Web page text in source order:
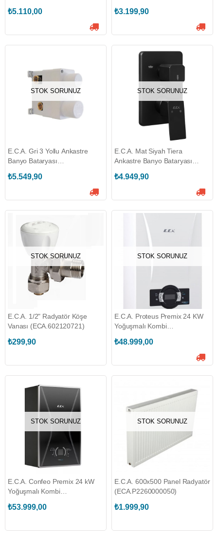
₺5.110,00 ₺3.199,90
STOK SORUNUZ
E.C.A. Gri 3 Yollu Ankastre
Banyo Bataryası
₺5.549,90
STOK SORUNUZ
E.C.A. Mat Siyah Tiera
Ankastre Banyo Bataryası
₺4.949,90
STOK SORUNUZ
E.C.A. 1/2" Radyatör Köşe
Vanası (ECA.602120721)
₺299,90
STOK SORUNUZ
E.C.A. Proteus Premix 24 KW
Yoğuşmalı Kombi
₺48.999,00
STOK SORUNUZ
E.C.A. Confeo Premix 24 kW
Yoğuşmalı Kombi
₺53.999,00
STOK SORUNUZ
E.C.A. 600x500 Panel Radyatör
(ECA.P2260000050)
₺1.999,90